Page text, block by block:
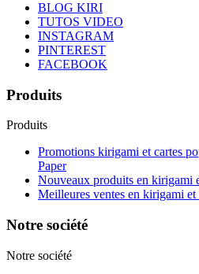
BLOG KIRI
TUTOS VIDEO
INSTAGRAM
PINTEREST
FACEBOOK
Produits
Produits
Promotions kirigami et cartes
Paper
Nouveaux produits en kirigami
Meilleures ventes en kirigami et
Notre société
Notre société